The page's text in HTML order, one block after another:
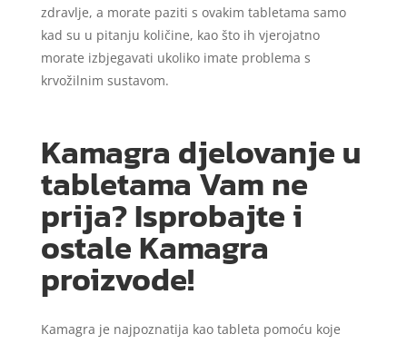
zdravlje, a morate paziti s ovakim tabletama samo
kad su u pitanju količine, kao što ih vjerojatno
morate izbjegavati ukoliko imate problema s
krvožilnim sustavom.
Kamagra djelovanje u
tabletama Vam ne
prija? Isprobajte i
ostale Kamagra
proizvode!
Kamagra je najpoznatija kao tableta pomoću koje